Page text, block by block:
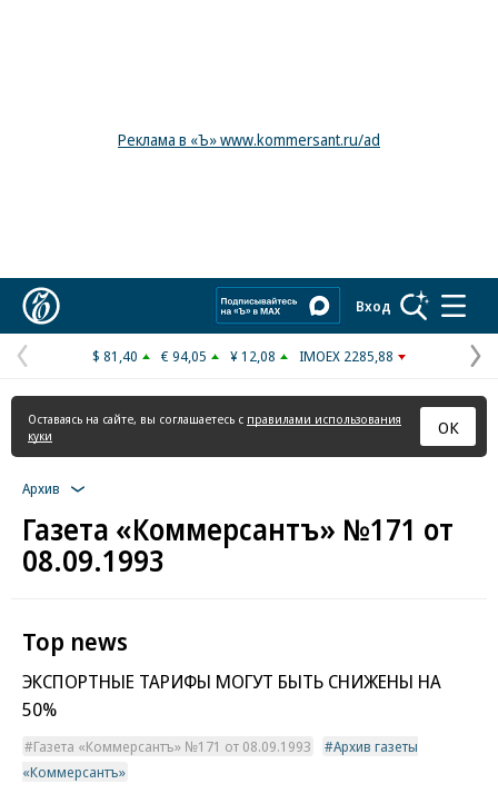
Реклама в «Ъ» www.kommersant.ru/ad
Вход
Предыдущая
страница
$ 81,40 € 94,05 ¥ 12,08 IMOEX 2285,88
Оставаясь на сайте, вы соглашаетесь с правилами использования
куки
ОК
Архив
Газета «Коммерсантъ» №171 от
08.09.1993
Top news
ЭКСПОРТНЫЕ ТАРИФЫ МОГУТ БЫТЬ СНИЖЕНЫ НА
50%
Газета «Коммерсантъ» №171 от 08.09.1993
Архив газеты
«Коммерсантъ»